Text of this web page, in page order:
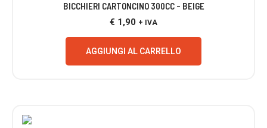
BICCHIERI CARTONCINO 300CC – BEIGE
€ 1,90 + IVA
AGGIUNGI AL CARRELLO